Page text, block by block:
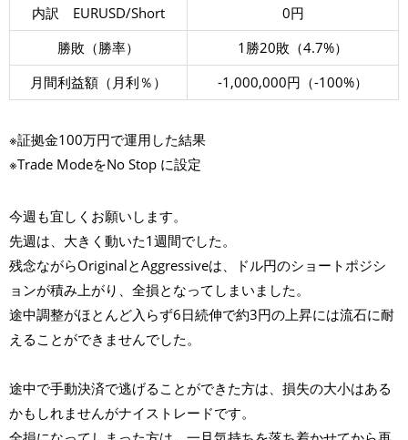
内訳 EURUSD/Short
0円
勝敗（勝率）
1勝20敗（4.7%）
月間利益額（月利％）
-1,000,000円（-100%）
※証拠金100万円で運用した結果
※Trade ModeをNo Stop に設定
今週も宜しくお願いします。
先週は、大きく動いた1週間でした。
残念ながらOriginalとAggressiveは、ドル円のショートポジシ
ョンが積み上がり、全損となってしまいました。
途中調整がほとんど入らず6日続伸で約3円の上昇には流石に耐
えることができませんでした。
途中で手動決済で逃げることができた方は、損失の大小はある
かもしれませんがナイストレードです。